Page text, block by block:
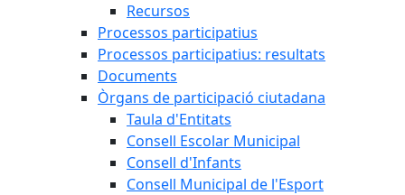
Recursos
Processos participatius
Processos participatius: resultats
Documents
Òrgans de participació ciutadana
Taula d'Entitats
Consell Escolar Municipal
Consell d'Infants
Consell Municipal de l'Esport